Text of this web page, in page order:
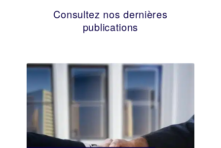
Consultez nos dernières
publications